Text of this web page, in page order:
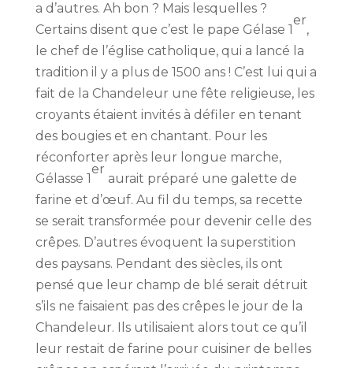
a d’autres. Ah bon ? Mais lesquelles ?
Certains disent que c’est le pape Gélase 1
er
,
le chef de l’église catholique, qui a lancé la
tradition il y a plus de 1500 ans ! C’est lui qui a
fait de la Chandeleur une fête religieuse, les
croyants étaient invités à défiler en tenant
des bougies et en chantant. Pour les
réconforter après leur longue marche,
Gélasse 1
er
aurait préparé une galette de
farine et d’œuf. Au fil du temps, sa recette
se serait transformée pour devenir celle des
crêpes. D’autres évoquent la superstition
des paysans. Pendant des siècles, ils ont
pensé que leur champ de blé serait détruit
s’ils ne faisaient pas des crêpes le jour de la
Chandeleur. Ils utilisaient alors tout ce qu’il
leur restait de farine pour cuisiner de belles